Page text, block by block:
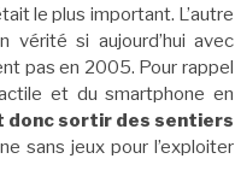
le plus important. L’autre
vérité si aujourd’hui avec
pas en 2005. Pour rappel
et du smartphone en
donc sortir des sentiers
sans jeux pour l’exploiter